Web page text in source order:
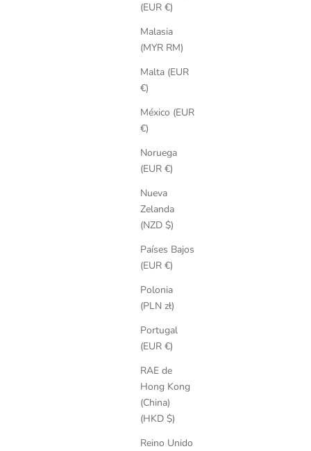
(EUR €)
Malasia
(MYR RM)
Malta (EUR
€)
México (EUR
€)
Noruega
(EUR €)
Nueva
Zelanda
(NZD $)
Países Bajos
(EUR €)
Polonia
(PLN zł)
Portugal
(EUR €)
RAE de
Hong Kong
(China)
(HKD $)
Reino Unido